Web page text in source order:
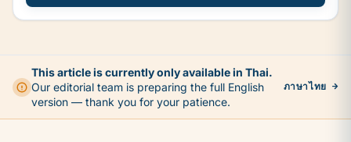
This article is currently only available in Thai.
Our editorial team is preparing the full English
version — thank you for your patience.
ภาษาไทย →